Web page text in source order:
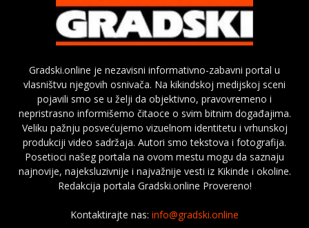
Gradski.online je nezavisni informativno-zabavni portal u
vlasništvu njegovih osnivača. Na kikindskoj medijskoj sceni
pojavili smo se u želji da objektivno, pravovremeno i
nepristrasno informišemo čitaoce o svim bitnim događajima.
Veliku pažnju posvećujemo vizuelnom identitetu i vrhunskoj
produkciji video sadržaja. Autori smo tekstova i fotografija.
Posetioci našeg portala na ovom mestu mogu da saznaju
najnovije, najeksluzivnije i najvažnije vesti iz Kikinde i okoline.
Redakcija portala Gradski.online Provereno!
Kontaktirajte nas: info@gradski.online